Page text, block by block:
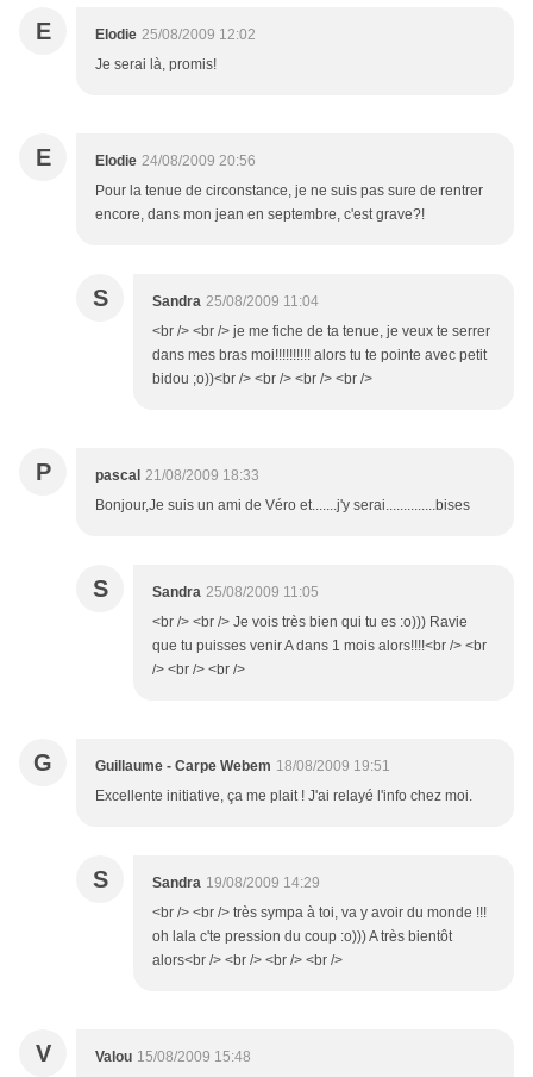
E Elodie 25/08/2009 12:02
Je serai là, promis!
E Elodie 24/08/2009 20:56
Pour la tenue de circonstance, je ne suis pas sure de rentrer
encore, dans mon jean en septembre, c'est grave?!
S Sandra 25/08/2009 11:04
<br /> <br /> je me fiche de ta tenue, je veux te serrer
dans mes bras moi!!!!!!!!!! alors tu te pointe avec petit
bidou ;o))<br /> <br /> <br /> <br />
P pascal 21/08/2009 18:33
Bonjour,Je suis un ami de Véro et.......j'y serai..............bises
S Sandra 25/08/2009 11:05
<br /> <br /> Je vois très bien qui tu es :o))) Ravie
que tu puisses venir A dans 1 mois alors!!!!<br /> <br
/> <br /> <br />
G Guillaume - Carpe Webem 18/08/2009 19:51
Excellente initiative, ça me plait ! J'ai relayé l'info chez moi.
S Sandra 19/08/2009 14:29
<br /> <br /> très sympa à toi, va y avoir du monde !!!
oh lala c'te pression du coup :o))) A très bientôt
alors<br /> <br /> <br /> <br />
V Valou 15/08/2009 15:48